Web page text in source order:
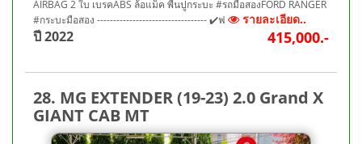
AIRBAG 2 ใบ เบรคABS ล้อแม็ค พื้นปูกระบะ #รถมือสองFORD RANGER
#กระบะมือสอง ---------------------------------- ✔️ฟ
รายละเอียด..
ปี 2022 415,000.-
28. MG EXTENDER (19-23) 2.0 Grand X
GIANT CAB MT